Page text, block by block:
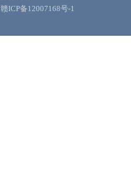
赣ICP备12007168号-1